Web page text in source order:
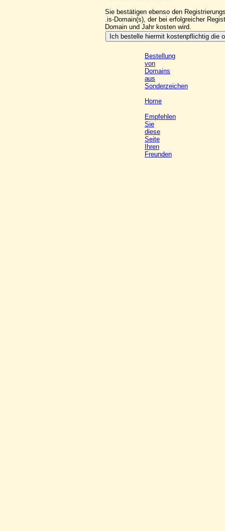
Sie bestätigen ebenso den
.is-Domain(s), der bei erfolgreicher
Domain und Jahr kosten wird.
Bestellung
von
Domains
aus
Sonderzeichen
Home
Empfehlen
Sie
diese
Seite
Ihren
Freunden